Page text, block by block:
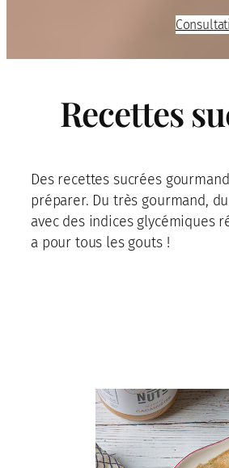
Recettes
Des recettes sucrées
préparer. Du très gourmand,
avec des indices glycémiques
a pour tous les gouts !